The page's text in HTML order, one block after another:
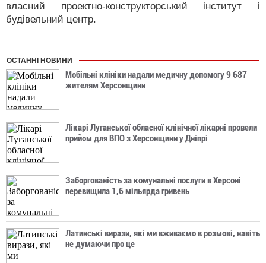
власний проектно-конструкторський інститут і
будівельний центр.
ОСТАННІ НОВИНИ
Мобільні клініки надали медичну допомогу 9 687
жителям Херсонщини
Лікарі Луганської обласної клінічної лікарні провели
прийом для ВПО з Херсонщини у Дніпрі
Заборгованість за комунальні послуги в Херсоні
перевищила 1,6 мільярда гривень
Латинські вирази, які ми вживаємо в розмові, навіть
не думаючи про це